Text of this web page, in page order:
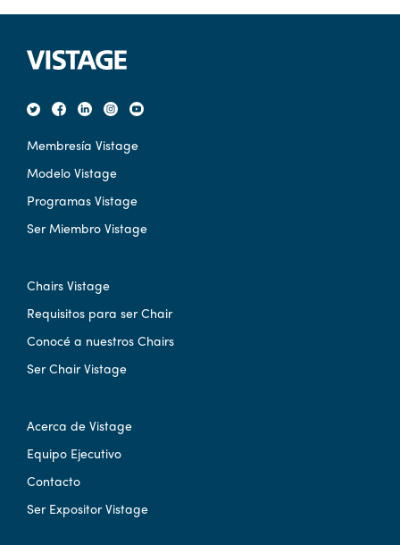
Membresía Vistage
Modelo Vistage
Programas Vistage
Ser Miembro Vistage
Chairs Vistage
Requisitos para ser Chair
Conocé a nuestros Chairs
Ser Chair Vistage
Acerca de Vistage
Equipo Ejecutivo
Contacto
Ser Expositor Vistage